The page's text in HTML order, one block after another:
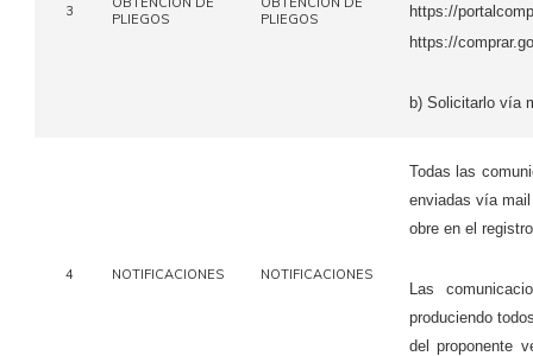
3
PLIEGOS
PLIEGOS
https://
https://
b) Solicitarlo vía
4 NOTIFICACIONES NOTIFICACIONES
Todas las
enviadas vía
obre en el
Las
produciendo
del proponente